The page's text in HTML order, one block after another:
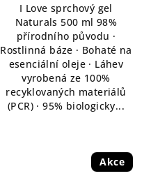
z
5
hvězdiček.
I Love sprchový gel
Naturals 500 ml 98%
přírodního původu ·
Rostlinná báze · Bohaté na
esenciální oleje · Láhev
vyrobená ze 100%
recyklovaných materiálů
(PCR) · 95% biologicky...
Akce